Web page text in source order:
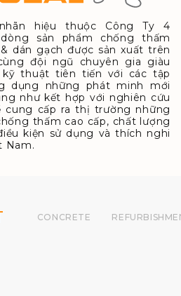
hiệu thuộc Công Ty 4
sản phẩm chống thấm
dán gạch được sản xuất trên
đội ngũ chuyên gia giàu
thuật tiên tiến với các tập
dụng những phát minh mới
như kết hợp với nghiên cứu
cung cấp ra thị trường những
thấm cao cấp, chất lượng
kiện sử dụng và thích nghi
Nam.
CONCRETE